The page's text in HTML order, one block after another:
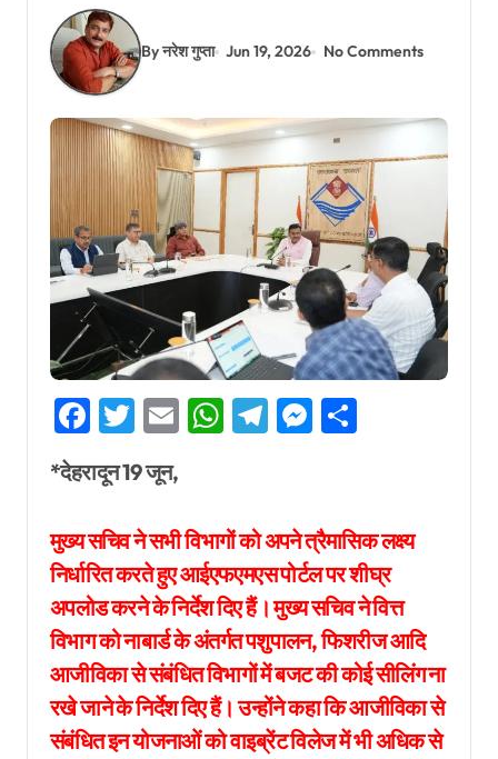
By नरेश गुप्ता Jun 19, 2026 No Comments
Facebook
Twitter
EmailWhatsApp
Telegram
Messenger
*देहरादून 19 जून,
मुख्य सचिव ने सभी विभागों को अपने त्रैमासिक लक्ष्य
निर्धारित करते हुए आईएफएमएस पोर्टल पर शीघ्र
अपलोड करने के निर्देश दिए हैं। मुख्य सचिव ने वित्त
विभाग को नाबार्ड के अंतर्गत पशुपालन, फिशरीज आदि
आजीविका से संबंधित विभागों में बजट की कोई सीलिंग ना
रखे जाने के निर्देश दिए हैं। उन्होंने कहा कि आजीविका से
संबंधित इन योजनाओं को वाइब्रेंट विलेज में भी अधिक से